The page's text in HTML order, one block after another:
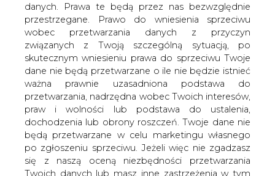
danych. Prawa te będą przez nas bezwzględnie
przestrzegane. Prawo do wniesienia sprzeciwu
wobec przetwarzania danych z przyczyn
związanych z Twoją szczególną sytuacją, po
skutecznym wniesieniu prawa do sprzeciwu Twoje
dane nie będą przetwarzane o ile nie będzie istnieć
ważna prawnie uzasadniona podstawa do
przetwarzania, nadrzędna wobec Twoich interesów,
praw i wolności lub podstawa do ustalenia,
dochodzenia lub obrony roszczeń. Twoje dane nie
będą przetwarzane w celu marketingu własnego
po zgłoszeniu sprzeciwu. Jeżeli więc nie zgadzasz
się z naszą oceną niezbędności przetwarzania
Twoich danych lub masz inne zastrzeżenia w tym
World Energy Outlook 2018 -
streszczenie (PL)
Co dzisiejsze polityki energetyczne,
ambicje polityczne i trendy
technologiczne mówią nam o
przyszłości? Czy świat zbliża się czy